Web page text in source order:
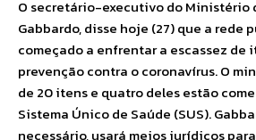
O secretário-executivo do Ministério
Gabbardo, disse hoje (27) que a rede
começado a enfrentar a escassez de
prevenção contra o coronavírus. O
de 20 itens e quatro deles estão
Sistema Único de Saúde (SUS).
necessário, usará meios jurídicos